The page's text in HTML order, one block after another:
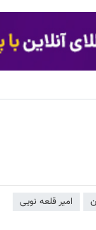
امیر قلعه نویی